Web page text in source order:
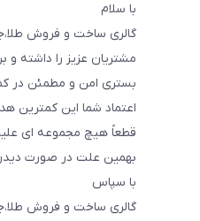
با سلام
مشتریان عزیز را داشته و
بستری امن و مطمئن در
اعتماد شما این کمترین
قطعاً هیچ مجموعه ای
بهمین علت در صورت دیدن
با سپاس
گالری ساخت و فروش